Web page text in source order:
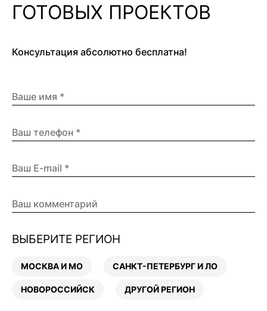
ГОТОВЫХ ПРОЕКТОВ
Консультация абсолютно бесплатна!
ВЫБЕРИТЕ РЕГИОН
МОСКВА И МО САНКТ-ПЕТЕРБУРГ И ЛО
НОВОРОССИЙСК ДРУГОЙ РЕГИОН